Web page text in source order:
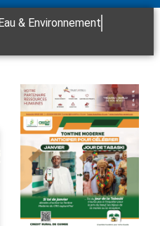
& Environnement